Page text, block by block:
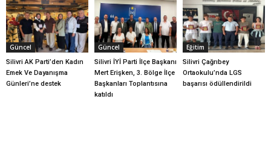
Güncel
Silivri AK Parti’den Kadın
Emek Ve Dayanışma
Günleri’ne destek
Güncel
Silivri İYİ Parti İlçe Başkanı
Mert Erişken, 3. Bölge İlçe
Başkanları Toplantısına
katıldı
Eğitim
Silivri Çağrıbey
Ortaokulu’nda LGS
başarısı ödüllendirildi